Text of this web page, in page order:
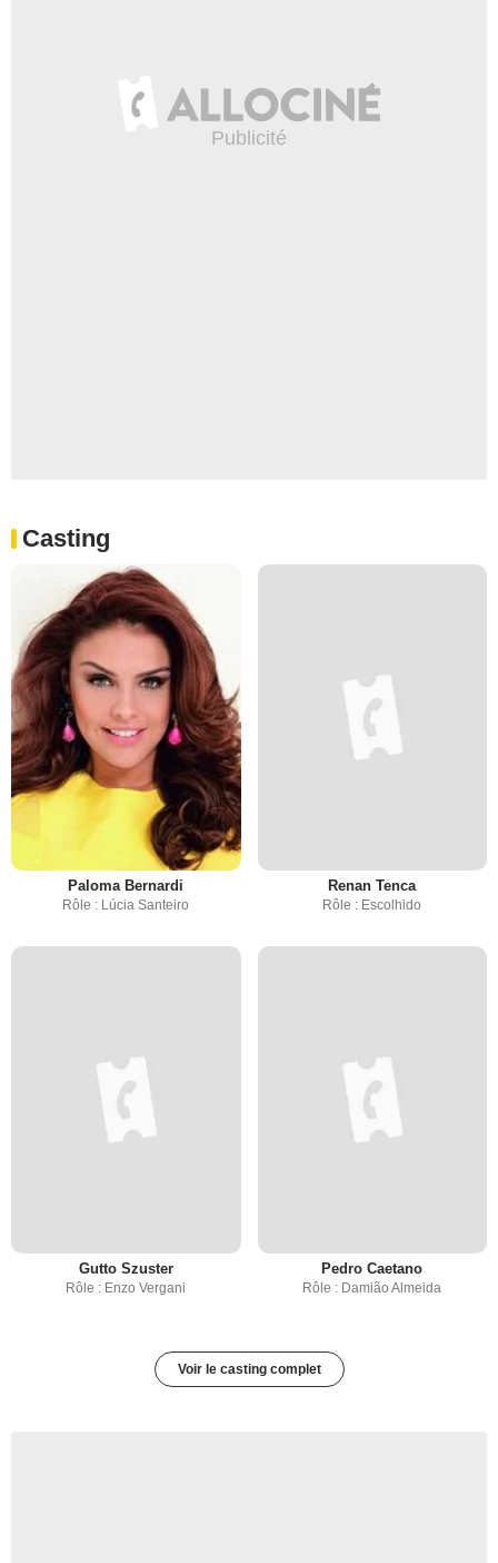
Casting
Paloma Bernardi
Rôle : Lúcia Santeiro
Renan Tenca
Rôle : Escolhido
Gutto Szuster
Rôle : Enzo Vergani
Pedro Caetano
Rôle : Damião Almeida
Voir le casting complet